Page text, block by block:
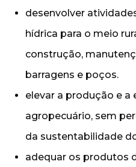
desenvolver
hídrica para o meio
construção,
barragens e poços.
elevar a produção e a
agropecuário, sem
da sustentabilidade
adequar os produtos